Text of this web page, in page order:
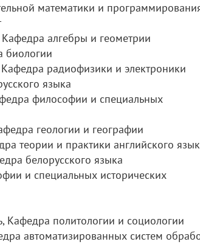
математики и
алгебры и геометрии
биологии
радиофизики и электроники
языка
философии и специальных
геологии и географии
теории и практики английского
белорусского языка
и специальных исторических
Кафедра политологии и социологии
автоматизированных систем